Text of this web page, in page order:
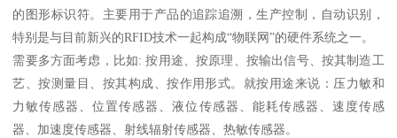
的图形标识符。主要用于产品的追踪追溯，生产控制，自动识别，
特别是与目前新兴的RFID技术一起构成“物联网”的硬件系统之一。
需要多方面考虑，比如: 按用途、按原理、按输出信号、按其制造工
艺、按测量目、按其构成、按作用形式。就按用途来说：压力敏和
力敏传感器、位置传感器、液位传感器、能耗传感器、速度传感
器、加速度传感器、射线辐射传感器、热敏传感器。